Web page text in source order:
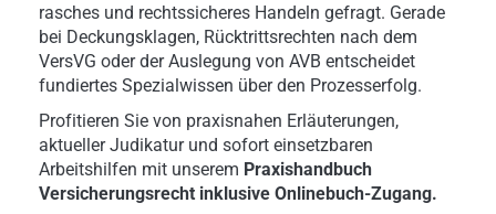
rasches und rechtssicheres Handeln gefragt. Gerade
bei Deckungsklagen, Rücktrittsrechten nach dem
VersVG oder der Auslegung von AVB entscheidet
fundiertes Spezialwissen über den Prozesserfolg.
Profitieren Sie von praxisnahen Erläuterungen,
aktueller Judikatur und sofort einsetzbaren
Arbeitshilfen mit unserem Praxishandbuch
Versicherungsrecht inklusive Onlinebuch-Zugang.